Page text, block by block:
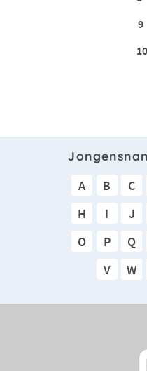
9
10
A B C
H
I J
O
P Q
V
W